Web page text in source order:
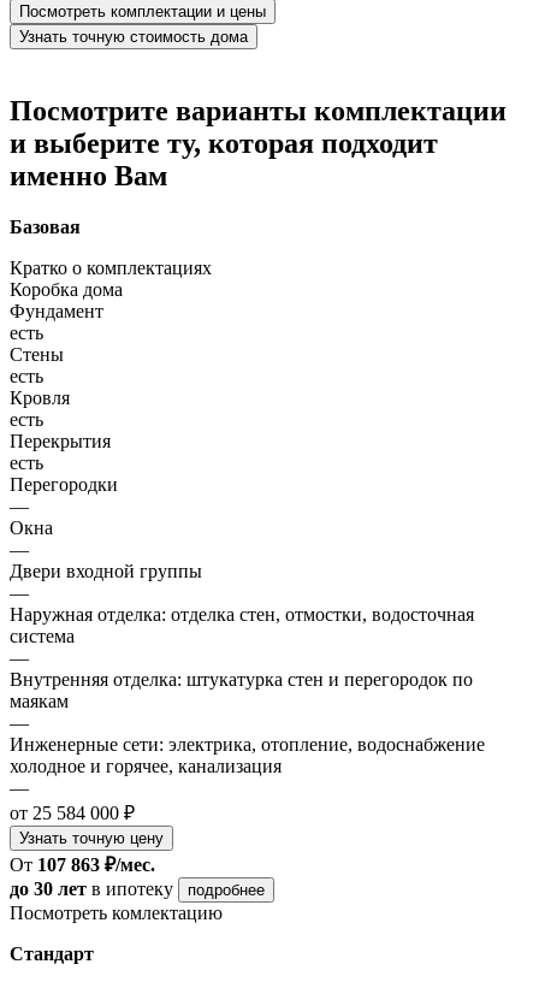
Посмотреть комплектации и цены
Узнать точную стоимость дома
Посмотрите варианты комплектации
и выберите ту, которая подходит
именно Вам
Базовая
Кратко о комплектациях
Коробка дома
Фундамент
есть
Стены
есть
Кровля
есть
Перекрытия
есть
Перегородки
—
Окна
—
Двери входной группы
—
Наружная отделка: отделка стен, отмостки, водосточная
система
—
Внутренняя отделка: штукатурка стен и перегородок по
маякам
—
Инженерные сети: электрика, отопление, водоснабжение
холодное и горячее, канализация
—
от 25 584 000 ₽
Узнать точную цену
От 107 863 ₽/мес.
до 30 лет в ипотеку подробнее
Посмотреть комлектацию
Стандарт